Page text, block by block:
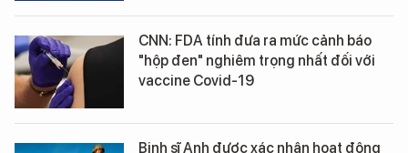
CNN: FDA tính đưa ra mức cảnh báo
"hộp đen" nghiêm trọng nhất đối với
vaccine Covid-19
Binh sĩ Anh được xác nhận hoạt động